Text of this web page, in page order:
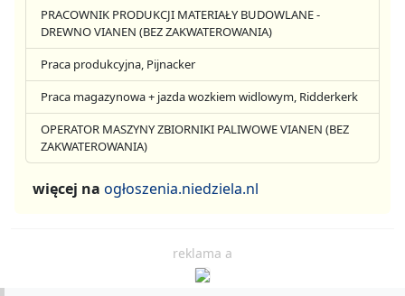
PRACOWNIK PRODUKCJI MATERIAŁY BUDOWLANE -
DREWNO VIANEN (BEZ ZAKWATEROWANIA)
Praca produkcyjna, Pijnacker
Praca magazynowa + jazda wozkiem widlowym, Ridderkerk
OPERATOR MASZYNY ZBIORNIKI PALIWOWE VIANEN (BEZ
ZAKWATEROWANIA)
więcej na ogłoszenia.niedziela.nl
reklama a